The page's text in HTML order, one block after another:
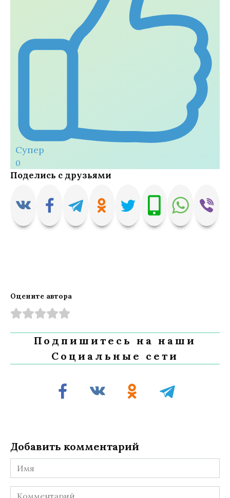
Супер
0
Поделись с друзьями
Оцените автора
Подпишитесь на наши
Социальные сети
Добавить комментарий
Имя
Комментарий